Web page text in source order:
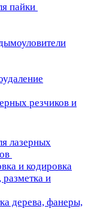
пайки
резчиков и
лазерных
и кодировка
разметка и
дерева, фанеры,